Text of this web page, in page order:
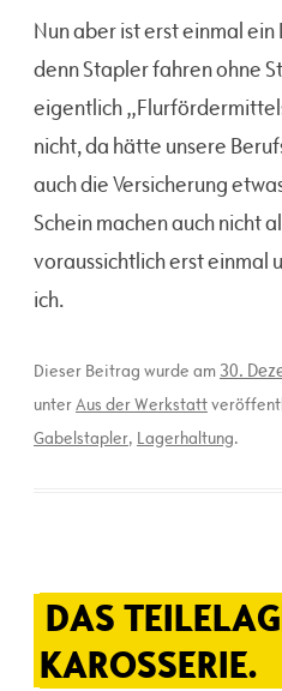
Nun aber ist erst einmal
denn Stapler fahren ohne
eigentlich
nicht, da hätte unsere
auch die Versicherung
Schein machen auch nicht
voraussichtlich erst einmal
ich.
Dieser Beitrag wurde am 30.
unterAus der Werkstatt
Gabelstapler, Lagerhaltung.
DAS
KAROSSERIE.